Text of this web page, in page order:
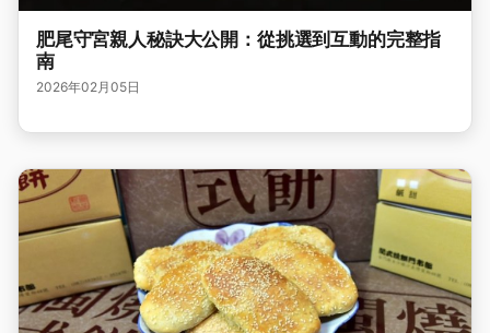
肥尾守宮親人秘訣大公開：從挑選到互動的完整指
南
2026年02月05日